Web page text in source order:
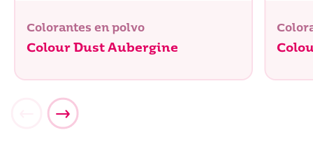
Colorantes en polvo
Colour Dust Aubergine